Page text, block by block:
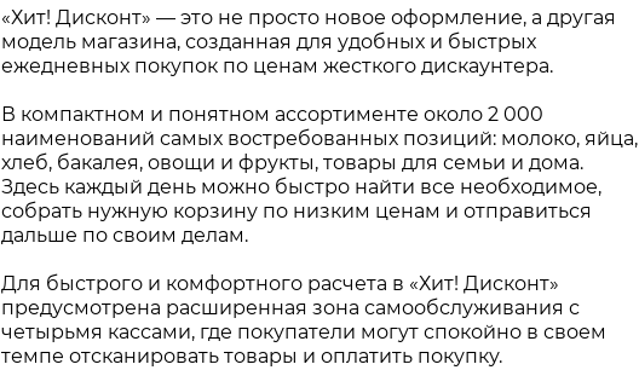
«Хит! Дисконт» — это не просто новое оформление, а другая
модель магазина, созданная для удобных и быстрых
ежедневных покупок по ценам жесткого дискаунтера.
В компактном и понятном ассортименте около 2 000
наименований самых востребованных позиций: молоко, яйца,
хлеб, бакалея, овощи и фрукты, товары для семьи и дома.
Здесь каждый день можно быстро найти все необходимое,
собрать нужную корзину по низким ценам и отправиться
дальше по своим делам.
Для быстрого и комфортного расчета в «Хит! Дисконт»
предусмотрена расширенная зона самообслуживания с
четырьмя кассами, где покупатели могут спокойно в своем
темпе отсканировать товары и оплатить покупку.